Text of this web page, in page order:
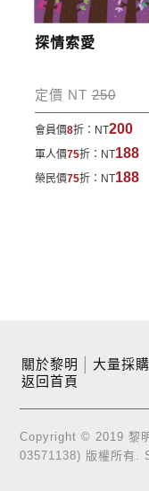
探情索愛
定價 NT250
會員價8折： NT200
軍人價75折： NT188
榮民價75折： NT188
關於黎明 大量採購
返回首頁
Copyright © 2019 黎
03571138) 版權所有.